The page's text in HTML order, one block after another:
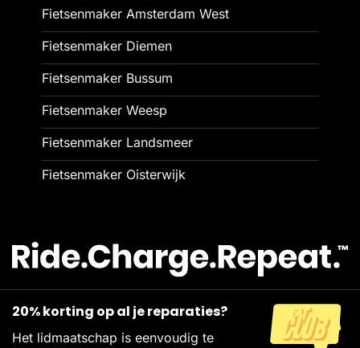
Fietsenmaker Amsterdam West
Fietsenmaker Diemen
Fietsenmaker Bussum
Fietsenmaker Weesp
Fietsenmaker Landsmeer
Fietsenmaker Oisterwijk
20% korting op al je reparaties?
Het lidmaatschap is eenvoudig te